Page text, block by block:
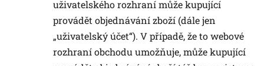
uživatelského rozhraní může kupující
provádět objednávání zboží (dále jen
„uživatelský účet“). V případě, že to webové
rozhraní obchodu umožňuje, může kupující